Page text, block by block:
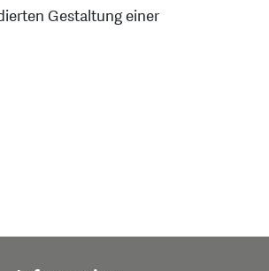
Gestaltung einer